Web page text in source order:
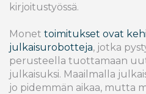
kirjoitustyössä.
Monet toimitukset ovat
julkaisurobotteja, jotka
perusteella tuottamaan
julkaisuksi. Maailmalla
jo pidemmän aikaa, mutta